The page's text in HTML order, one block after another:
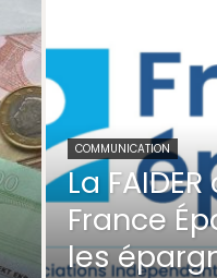
COMMUNICATION
La
France
les